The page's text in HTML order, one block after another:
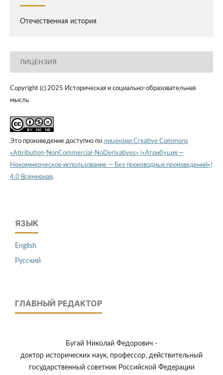
Отечественная история
ЛИЦЕНЗИЯ
Copyright (c) 2025 Историческая и социально-образовательная
мысль
Это произведение доступно по лицензии Creative Commons
«Attribution-NonCommercial-NoDerivatives» («Атрибуция —
Некоммерческое использование — Без производных произведений»)
4.0 Всемирная.
ЯЗЫК
English
Русский
ГЛАВНЫЙ РЕДАКТОР
Бугай Николай Федорович -
доктор исторических наук, профессор, действительный
государственный советник Российской Федерации